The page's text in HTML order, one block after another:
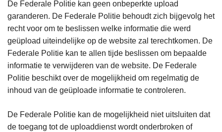
De Federale Politie kan geen onbeperkte upload
garanderen. De Federale Politie behoudt zich bijgevolg het
recht voor om te beslissen welke informatie die werd
geüpload uiteindelijke op de website zal terechtkomen. De
Federale Politie kan te allen tijde beslissen om bepaalde
informatie te verwijderen van de website. De Federale
Politie beschikt over de mogelijkheid om regelmatig de
inhoud van de geüploade informatie te controleren.
De Federale Politie kan de mogelijkheid niet uitsluiten dat
de toegang tot de uploaddienst wordt onderbroken of